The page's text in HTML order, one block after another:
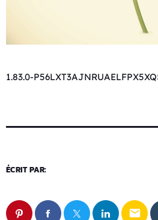
1.83.0-
ÉCRIT PAR:
email